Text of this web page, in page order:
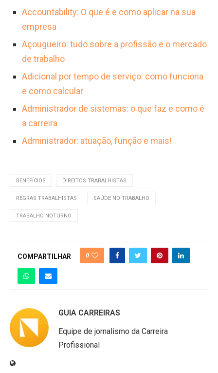
Accountability: O que é e como aplicar na sua
empresa
Açougueiro: tudo sobre a profissão e o mercado
de trabalho
Adicional por tempo de serviço: como funciona
e como calcular
Administrador de sistemas: o que faz e como é
a carreira
Administrador: atuação, função e mais!
BENEFÍCIOS DIREITOS TRABALHISTAS
REGRAS TRABALHISTAS SAÚDE NO TRABALHO
TRABALHO NOTURNO
COMPARTILHAR 0
GUIA CARREIRAS
Equipe de jornalismo da Carreira
Profissional